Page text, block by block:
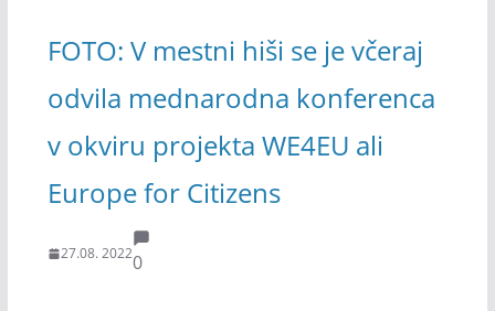
FOTO: V mestni hiši se je včeraj
odvila mednarodna konferenca
v okviru projekta WE4EU ali
Europe for Citizens
27.08. 20220